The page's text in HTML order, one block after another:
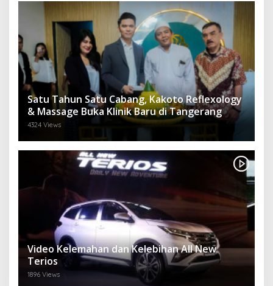
Satu Tahun Satu Cabang, Kakoto Reflexology
& Massage Buka Klinik Baru di Tangerang
4324 Views
Video Kelemahan dan Kelebihan All New
Terios
1896 Views